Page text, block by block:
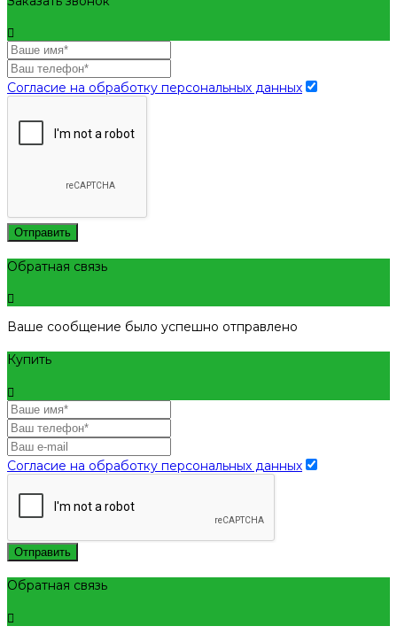
Согласие на обработку персональных данных
Отправить
Обратная связь
Ваше сообщение было успешно отправлено
Купить
Согласие на обработку персональных данных
Отправить
Обратная связь